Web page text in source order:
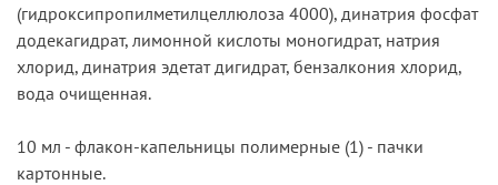
(гидроксипропилметилцеллюлоза 4000), динатрия фосфат
додекагидрат, лимонной кислоты моногидрат, натрия
хлорид, динатрия эдетат дигидрат, бензалкония хлорид,
вода очищенная.
10 мл - флакон-капельницы полимерные (1) - пачки
картонные.